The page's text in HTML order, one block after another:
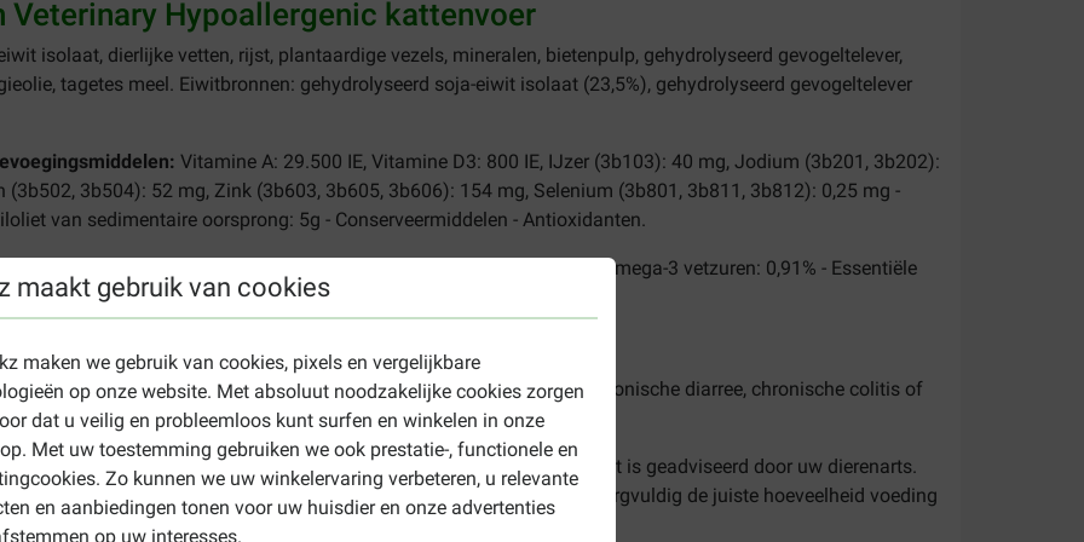
maakt gebruik van cookies
maken we gebruik van cookies, pixels en vergelijkbare
op onze website. Met absoluut noodzakelijke cookies zorgen
dat u veilig en probleemloos kunt surfen en winkelen in onze
Met uw toestemming gebruiken we ook prestatie-, functionele en
Zo kunnen we uw winkelervaring verbeteren, u relevante
en aanbiedingen tonen voor uw huisdier en onze advertenties
op uw interesses.
Veterinary Hypoallergenic kattenvoer
isolaat, dierlijke vetten, rijst, plantaardige vezels, mineralen, bietenpulp, gehydrolyseerd gevogeltelever,
tagetes meel. Eiwitbronnen: gehydrolyseerd soja-eiwit isolaat (23,5%), gehydrolyseerd gevogeltelever
Vitamine A: 29.500 IE, Vitamine D3: 800 IE, IJzer (3b103): 40 mg, Jodium (3b201, 3b202):
3b504): 52 mg, Zink (3b603, 3b605, 3b606): 154 mg, Selenium (3b801, 3b811, 3b812): 0,25 mg -
van sedimentaire oorsprong: 5g - Conserveermiddelen - Antioxidanten.
vet: 20,0% - Ruwe as: 6,6% - Ruwe celstof: 3,7% - EPA/DHA: 0,33% - Omega-3 vetzuren: 0,91% - Essentiële
).
Veterinary Hypoallergenic kattenvoer
zoals atopische dermatitis (atopie) en bij darmstoornissen zoals chronische diarree, chronische colitis of
is het belangrijk dat u deze voeding alleen aan uw huisdier geeft als dit is geadviseerd door uw dierenarts.
dan geleidelijk in een tijdsbestek van 7 dagen. Zorg dat u elke dag zorgvuldig de juiste hoeveelheid voeding